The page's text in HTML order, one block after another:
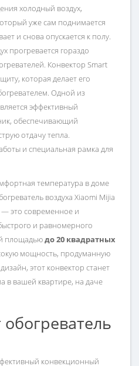
холодный воздух,
уже сам поднимается
и снова опускается к полу.
прогревается гораздо
Конвектор Smart
которая делает его
Одной из
эффективный
обеспечивающий
отдачу тепла.
и специальная рамка для
температура в доме
воздуха Xiaomi Mijia
— это современное и
и равномерного
площадьюдо 20 квадратных
мощность, продуманную
этот конвектор станет
в вашей квартире, на даче
конвекционный